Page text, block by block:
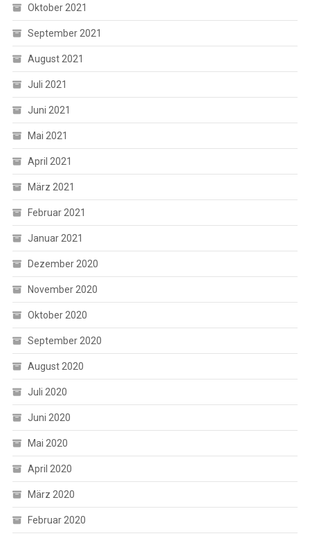
Oktober 2021
September 2021
August 2021
Juli 2021
Juni 2021
Mai 2021
April 2021
März 2021
Februar 2021
Januar 2021
Dezember 2020
November 2020
Oktober 2020
September 2020
August 2020
Juli 2020
Juni 2020
Mai 2020
April 2020
März 2020
Februar 2020